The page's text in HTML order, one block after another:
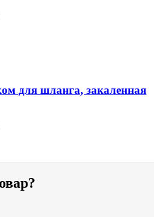
для шланга, закаленная